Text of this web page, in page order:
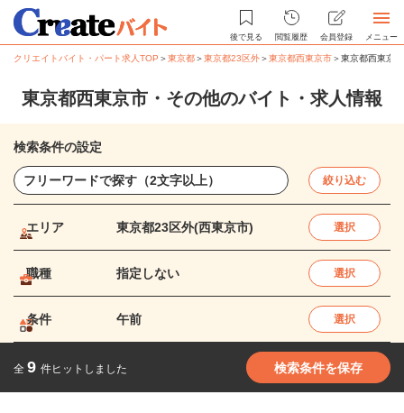
後で見る 閲覧履歴 会員登録 メニュー
クリエイトバイト・パート求人TOP ＞東京都＞東京都23区外＞東京都西東京市＞東京都西東京
東京都西東京市・その他のバイト・求人情報
検索条件の設定
絞り込む
エリア 東京都23区外(西東京市) 選択
職種 指定しない 選択
条件 午前 選択
全 9 件ヒットしました 検索条件を保存